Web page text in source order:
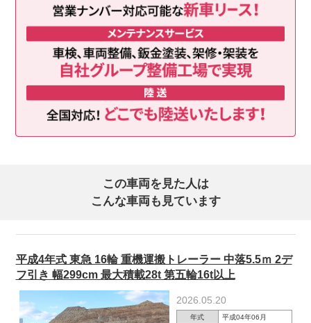
この車両を見た人は
こんな車両も見ています
平成4年式 東急 16輪 重機運搬トレーラー 中落5.5ｍ 2デ
フ引き 幅299cm 最大積載28t 第五輪16t以上
2026.05.20
年式
平成04年06月